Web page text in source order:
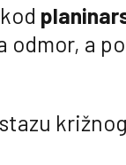
odmor, a